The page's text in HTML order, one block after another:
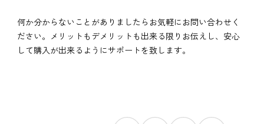
何か分からないことがありましたらお気軽にお問い合わせく
ださい。メリットもデメリットも出来る限りお伝えし、安心
して購入が出来るようにサポートを致します。